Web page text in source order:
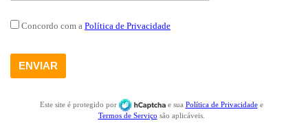
Concordo com a Política de Privacidade
Este site é protegido por e sua Política de Privacidadee
Termos de Serviço são aplicáveis.